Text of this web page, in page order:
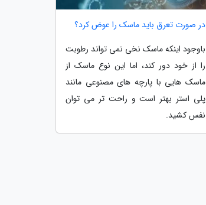
در صورت تعرق باید ماسک را عوض کرد؟
باوجود اینکه ماسک نخی نمی تواند رطوبت
را از خود دور کند، اما این نوع ماسک از
ماسک هایی با پارچه های مصنوعی مانند
پلی استر بهتر است و راحت تر می توان
نفس کشید.